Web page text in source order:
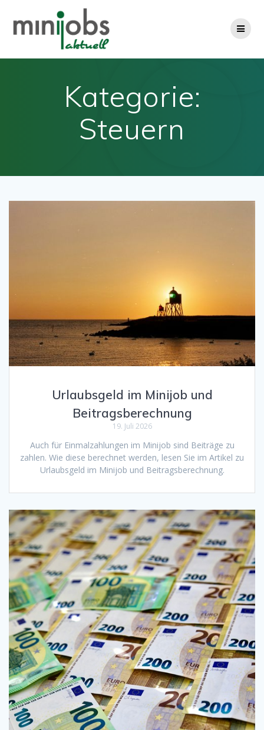
Kategorie:
Steuern
Urlaubsgeld im Minijob und
Beitragsberechnung
19. Juli 2026
Auch für Einmalzahlungen im Minijob sind Beiträge zu
zahlen. Wie diese berechnet werden, lesen Sie im Artikel zu
Urlaubsgeld im Minijob und Beitragsberechnung.